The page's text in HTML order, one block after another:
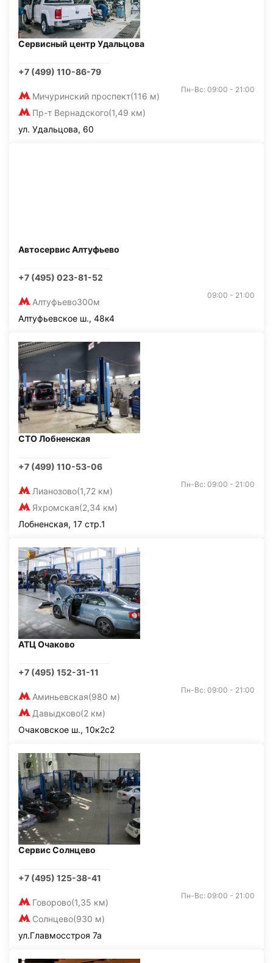
Сервисный центр Удальцова
+7 (499) 110-86-79
Мичуринский проспект(116 м)
Пр-т Вернадского(1,49 км)
Пн-Вс: 09:00 - 21:00
ул. Удальцова, 60
Автосервис Алтуфьево
+7 (495) 023-81-52
Алтуфьево300м
09:00 - 21:00
Алтуфьевское ш., 48к4
СТО Лобненская
+7 (499) 110-53-06
Лианозово(1,72 км)
Яхромская(2,34 км)
Пн-Вс: 09:00 - 21:00
Лобненская, 17 стр.1
АТЦ Очаково
+7 (495) 152-31-11
Аминьевская(980 м)
Давыдково(2 км)
Пн-Вс: 09:00 - 21:00
Очаковское ш., 10к2с2
Сервис Солнцево
+7 (495) 125-38-41
Говорово(1,35 км)
Солнцево(930 м)
Пн-Вс: 09:00 - 21:00
ул.Главмосстроя 7а